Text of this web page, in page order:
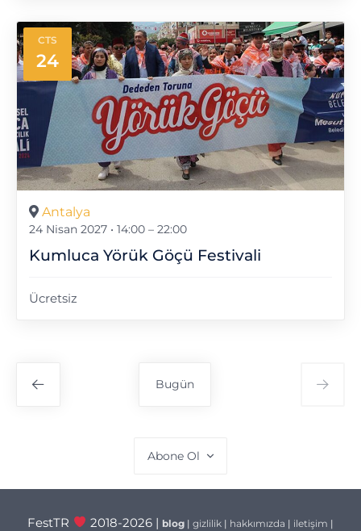
CTS
24
24 Nisan 2027 • 14:00 – 22:00
Kumluca Yörük Göçü Festivali
Antalya
Ücretsiz
Bugün
Abone Ol
FestTR 2018-2026 | blog| gizlilik| hakkımızda | iletişim |